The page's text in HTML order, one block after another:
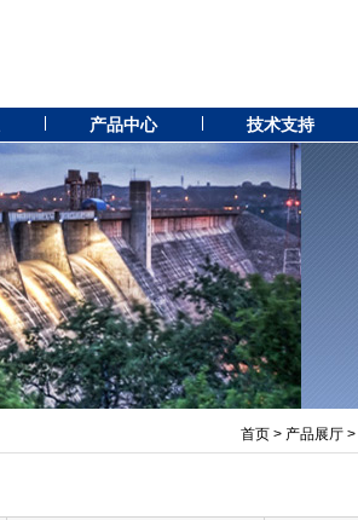
产品中心 技术支持
首页 > 产品展厅 >